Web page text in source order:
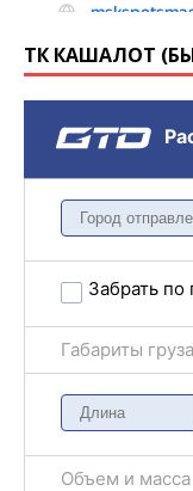
ТК КАШАЛОТ
Забрать по
Габариты груза
Объем и масса